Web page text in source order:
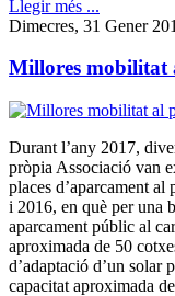
Llegir més ...
Dimecres, 31 Gener
Millores mobilitat
Durant l’any 2017,
pròpia Associació van
places d’aparcament
i 2016, en què per una
aparcament públic al
aproximada de 50
d’adaptació d’un solar
capacitat aproximada